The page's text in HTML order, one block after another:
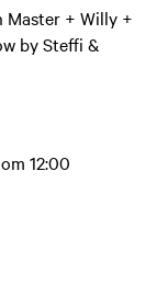
Master + Willy +
by Steffi &
12:00